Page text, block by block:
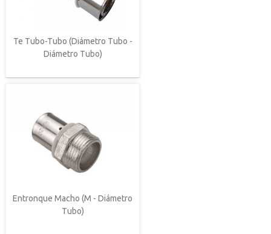
Te Tubo-Tubo (Diámetro Tubo -
Diámetro Tubo)
Entronque Macho (M - Diámetro
Tubo)